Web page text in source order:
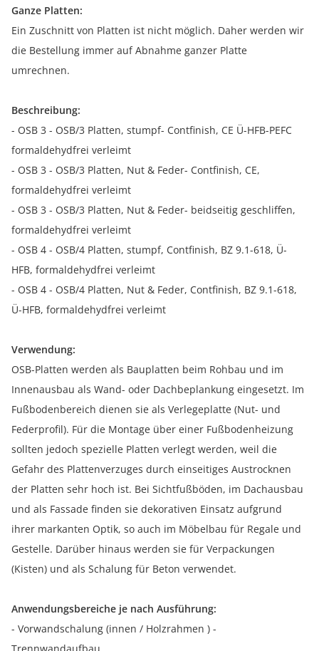
Ganze Platten:
Ein Zuschnitt von Platten ist nicht möglich. Daher werden wir
die Bestellung immer auf Abnahme ganzer Platte
umrechnen.
Beschreibung:
- OSB 3 - OSB/3 Platten, stumpf- Contfinish, CE Ü-HFB-PEFC
formaldehydfrei verleimt
- OSB 3 - OSB/3 Platten, Nut & Feder- Contfinish, CE,
formaldehydfrei verleimt
- OSB 3 - OSB/3 Platten, Nut & Feder- beidseitig geschliffen,
formaldehydfrei verleimt
- OSB 4 - OSB/4 Platten, stumpf, Contfinish, BZ 9.1-618, Ü-
HFB, formaldehydfrei verleimt
- OSB 4 - OSB/4 Platten, Nut & Feder, Contfinish, BZ 9.1-618,
Ü-HFB, formaldehydfrei verleimt
Verwendung:
OSB-Platten werden als Bauplatten beim Rohbau und im
Innenausbau als Wand- oder Dachbeplankung eingesetzt. Im
Fußbodenbereich dienen sie als Verlegeplatte (Nut- und
Federprofil). Für die Montage über einer Fußbodenheizung
sollten jedoch spezielle Platten verlegt werden, weil die
Gefahr des Plattenverzuges durch einseitiges Austrocknen
der Platten sehr hoch ist. Bei Sichtfußböden, im Dachausbau
und als Fassade finden sie dekorativen Einsatz aufgrund
ihrer markanten Optik, so auch im Möbelbau für Regale und
Gestelle. Darüber hinaus werden sie für Verpackungen
(Kisten) und als Schalung für Beton verwendet.
Anwendungsbereiche je nach Ausführung:
- Vorwandschalung (innen / Holzrahmen ) -